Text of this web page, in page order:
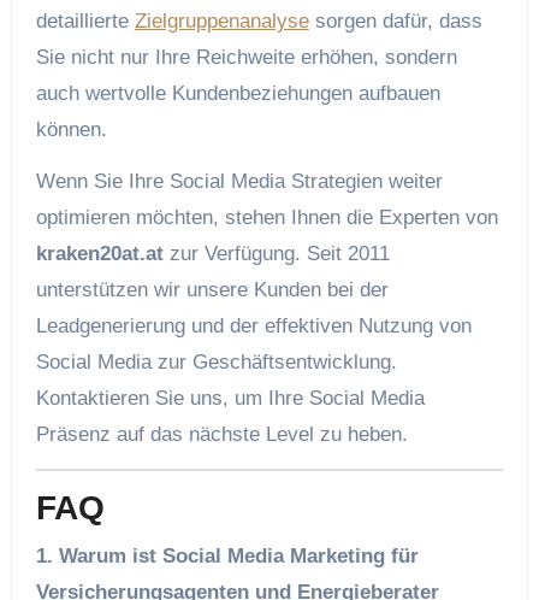
detaillierte Zielgruppenanalysesorgen dafür, dass
Sie nicht nur Ihre Reichweite erhöhen, sondern
auch wertvolle Kundenbeziehungen aufbauen
können.
Wenn Sie Ihre Social Media Strategien weiter
optimieren möchten, stehen Ihnen die Experten von
kraken20at.atzur Verfügung. Seit 2011
unterstützen wir unsere Kunden bei der
Leadgenerierung und der effektiven Nutzung von
Social Media zur Geschäftsentwicklung.
Kontaktieren Sie uns, um Ihre Social Media
Präsenz auf das nächste Level zu heben.
FAQ
1. Warum ist Social Media Marketing für
Versicherungsagenten und Energieberater